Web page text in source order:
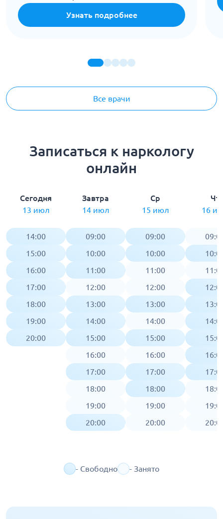
Все врачи
Узнать подробнее
Записаться к наркологу
онлайн
Сегодня
13 июл
14:00
15:00
16:00
17:00
18:00
19:00
20:00
Завтра
14 июл
09:00
10:00
11:00
12:00
13:00
14:00
15:00
16:00
17:00
18:00
19:00
20:00
Ср
15 июл
09:00
10:00
11:00
12:00
13:00
14:00
15:00
16:00
17:00
18:00
19:00
20:00
Чт
16
- Свободно - Занято